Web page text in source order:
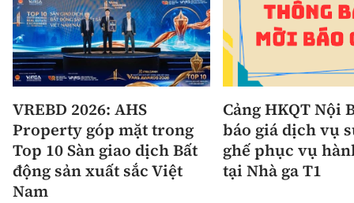
VREBD 2026: AHS
Property góp mặt trong
Top 10 Sàn giao dịch Bất
động sản xuất sắc Việt
Nam
Cảng HKQT Nội
báo giá dịch vụ
ghế phục vụ
tại Nhà ga T1